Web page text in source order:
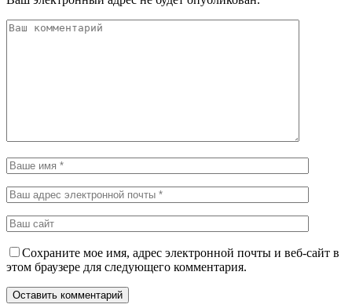
Сохраните мое имя, адрес электронной почты и веб-сайт в
этом браузере для следующего комментария.